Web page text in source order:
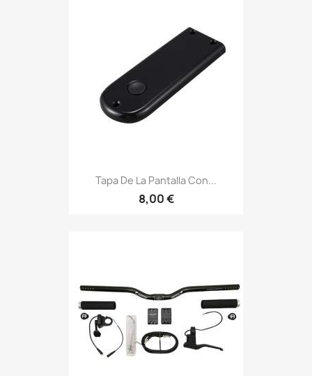
Tapa De La Pantalla Con...
8,00 €